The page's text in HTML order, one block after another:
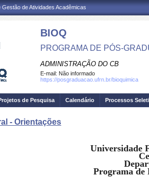
de Atividades Acadêmicas
BIOQ
PROGRAMA DE PÓS-
ADMINISTRAÇÃO DO CB
E-mail: Não informado
https://posgraduacao.ufrn.br/bioquimica
de Pesquisa Calendário Processos
- Orientações
Universidade
Programa de